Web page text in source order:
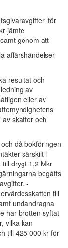
för
jämte
genom att
affärshändelser
resultat och
av
eller av
skatter och
då bokföringen
särskilt i
till drygt 1,2 Mkr
begåtts
-
till
undandragna
har brotten syftat
vilka kan
till 425 000 kr för